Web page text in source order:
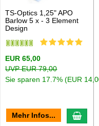
TS-Optics 1,25" APO
Barlow 5 x - 3 Element
Design
EUR 65,00
UVP EUR 79,00
Sie sparen 17.7% (EUR
Mehr Infos... In